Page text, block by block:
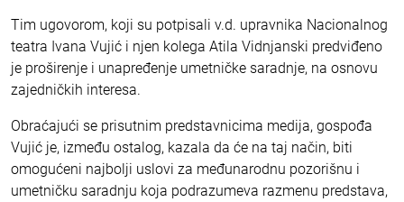
Tim ugovorom, koji su potpisali v.d. upravnika Nacionalnog
teatra Ivana Vujić i njen kolega Atila Vidnjanski predviđeno
je proširenje i unapređenje umetničke saradnje, na osnovu
zajedničkih interesa.
Obraćajući se prisutnim predstavnicima medija, gospođa
Vujić je, između ostalog, kazala da će na taj način, biti
omogućeni najbolji uslovi za međunarodnu pozorišnu i
umetničku saradnju koja podrazumeva razmenu predstava,